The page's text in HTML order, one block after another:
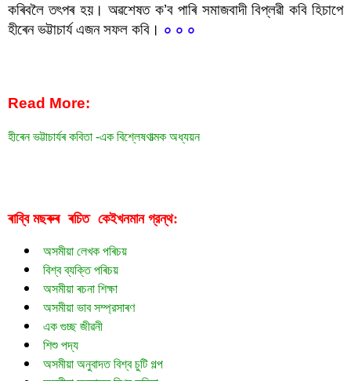
কৰিবলৈ তৎপৰ হয়। অৱশেষত ক’ব পাৰি সমাজবাদী বিপ্লৱী কবি হিচাপে
হীৰেন ভট্টাচাৰ্য এজন সফল কবি। ০ ০ ০
Read More:
হীৰেন ভট্টাচাৰ্যৰ কবিতা -এক বিশ্লেষণাত্মক অধ্যয়ন
ৰাব্বি মছৰুৰ  ৰচিত কেইখনমান গ্রন্থ:
অসমীয়া লেখক পৰিচয়
বিশ্ব ব্যক্তি পৰিচয়
অসমীয়া ৰচনা শিক্ষা
অসমীয়া ভাব সম্প্রসাৰণ
এক গুচ্ছ জীৱনী
শিশু পদ্য
অসমীয়া অনুবাদত বিশ্ব চুটি গল্প